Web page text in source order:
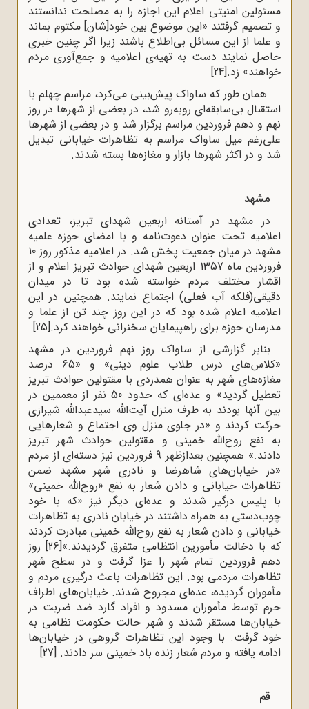
مسئولین‌ امنیتی‌ اعلام‌ این‌ اجازه‌ را به‌ مصلحت‌ ندانستند
و تصمیم‌ گرفتند «این‌ موضوع‌ بین‌ خود[شان] مکتوم‌ بماند
و علما از این‌ مسائل‌ بی‌اطلاع‌ باشند زیرا اگر چنین‌ خبری‌
حاصل‌ نمایند دست‌ به‌ تهیه‌‌ی اعلامیه‌ و جمع‌آوری‌ مردم‌
خواهند» زد.[24]
همان‌ طور که‌ ساواک‌ پیش‌بینی‌ می‌کرد، مراسم‌ چهلم‌ با
استقبال‌ بی‌سابقه‌ای‌ روبه‌رو شد، در بعضی‌ از شهرها در روز
نهم‌ و دهم‌ فروردین‌ مراسم‌ برگزار شد و در بعضی‌ از شهرها
علی‌رغم‌ میل‌ ساواک‌ مراسم‌ به‌ تظاهرات‌ خیابانی‌ تبدیل‌
شد و در اکثر شهرها بازار و مغازه‌ها بسته‌ شدند.
مشهد
در مشهد در آستانه اربعین شهدای تبریز، تعدادی
اعلامیه تحت عنوان دعوت‌نامه و با امضای حوزه علمیه
مشهد در میان جمعیت پخش شد. در اعلامیه مذکور روز 10
فروردین ماه 1357 اربعین شهدای حوادث تبریز اعلام و از
اقشار مختلف مردم خواسته شده بود تا در میدان
دقیقی(فلکه آب فعلی) اجتماع نمایند. همچنین در این
اعلامیه اعلام شده بود که در این روز چند تن از علما و
مدرسان حوزه برای راهپیمایان سخنرانی خواهند کرد.[25]
بنابر گزارشی از ساواک روز نهم فروردین در مشهد
«کلاس‌های‌ درس‌ طلاب‌ علوم‌ دینی‌» و «65 درصد
مغازه‌های‌ شهر به‌ عنوان‌ همدردی‌ با مقتولین‌ حوادث‌ تبریز
تعطیل‌ گردید» و عده‌ای‌ که‌ حدود 50 نفر از معممین‌ در
بین‌ آنها بودند به‌ طرف‌ منزل‌ آیت‌الله سیدعبدالله شیرازی‌
حرکت‌ کردند و «در جلوی‌ منزل وی اجتماع‌ و شعارهایی‌
به‌ نفع‌ روح‌الله خمینی‌ و مقتولین‌ حوادث‌ شهر تبریز
دادند.» همچنین‌ بعدازظهر 9 فروردین نیز دسته‌ای‌ از مردم‌
«در خیابان‌های‌ شاهرضا و نادری‌ شهر مشهد ضمن‌
تظاهرات‌ خیابانی‌ و دادن‌ شعار به‌ نفع‌ «روح‌الله خمینی‌»
با پلیس‌ درگیر شدند و عده‌ای‌ دیگر نیز «که‌ با خود
چوب‌دستی‌ به‌ همراه‌ داشتند در خیابان‌ نادری‌ به‌ تظاهرات‌
خیابانی‌ و دادن‌ شعار به‌ نفع‌ روح‌الله خمینی‌ مبادرت‌ کردند
که‌ با دخالت‌ مأمورین‌ انتظامی‌ متفرق‌ گردیدند.»[26]
روز
دهم فروردین تمام شهر را عزا گرفت و در سطح شهر
تظاهرات مردمی بود. این تظاهرات باعث درگیری مردم و
مأموران گردیده، عده‌ای مجروح شدند. خیابان‌های اطراف
حرم توسط مأموران مسدود و افراد گارد ضد ضربت در
خیابان‌ها مستقر شدند و شهر حالت حکومت نظامی به
خود گرفت. با وجود این تظاهرات گروهی در خیابان‌ها
ادامه یافته و مردم شعار زنده باد خمینی سر دادند. [27]
قم